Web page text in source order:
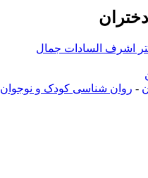
اشرف السادات جمال
- روان شناسی کودک و نوجوان